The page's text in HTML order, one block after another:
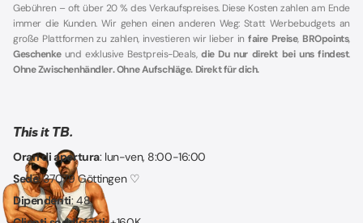
Gebühren – oft über 20 % des Verkaufspreises. Diese Kosten zahlen am Ende
immer die Kunden. Wir gehen einen anderen Weg: Statt Werbebudgets an
große Plattformen zu zahlen, investieren wir lieber in faire Preise, BROpoints,
Geschenkeund exklusive Bestpreis-Deals, die Du nur direkt bei uns findest.
Ohne Zwischenhändler. Ohne Aufschläge. Direkt für dich.
This it TB.
Orari di apertura: lun-ven, 8:00-16:00
Sede: 37079 Göttingen ♡
Dipendenti: 48